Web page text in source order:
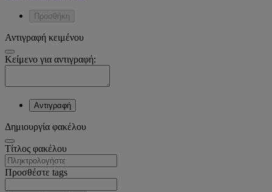
Προσθήκη
Αντιγραφή κειμένου
Κείμενο για αντιγραφή:
Αντιγραφή
Δημιουργία φακέλου
Tίτλος φακέλου
Προσθέστε tags